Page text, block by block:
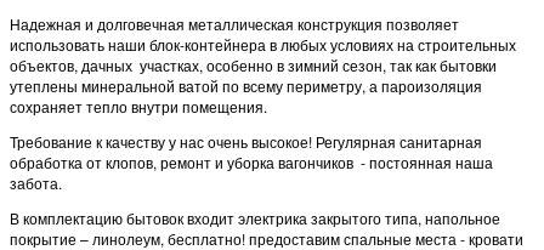
Надежная и долговечная металлическая конструкция позволяет
использовать наши блок-контейнера в любых условиях на строительных
объектов, дачных участках, особенно в зимний сезон, так как бытовки
утеплены минеральной ватой по всему периметру, а пароизоляция
сохраняет тепло внутри помещения.
Требование к качеству у нас очень высокое! Регулярная санитарная
обработка от клопов, ремонт и уборка вагончиков - постоянная наша
забота.
В комплектацию бытовок входит электрика закрытого типа, напольное
покрытие – линолеум, бесплатно! предоставим спальные места - кровати